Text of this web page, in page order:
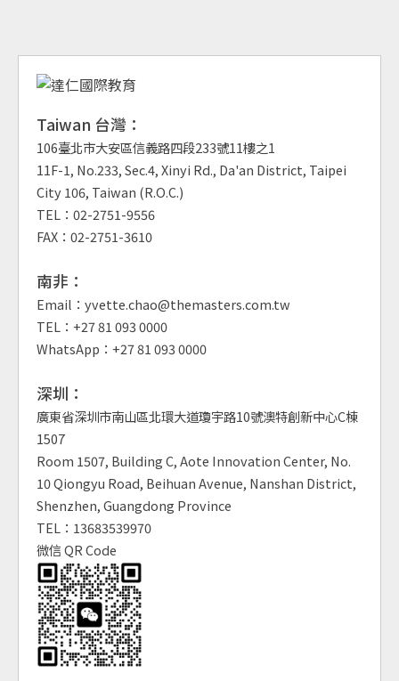
Taiwan 台灣：
106臺北市大安區信義路四段233號11樓之1
11F-1, No.233, Sec.4, Xinyi Rd., Da'an District, Taipei
City 106, Taiwan (R.O.C.)
TEL：02-2751-9556
FAX：02-2751-3610
南非：
Email：yvette.chao@themasters.com.tw
TEL：+27 81 093 0000
WhatsApp：+27 81 093 0000
深圳：
廣東省深圳市南山區北環大道瓊宇路10號澳特創新中心C棟
1507
Room 1507, Building C, Aote Innovation Center, No.
10 Qiongyu Road, Beihuan Avenue, Nanshan District,
Shenzhen, Guangdong Province
TEL：13683539970
微信 QR Code